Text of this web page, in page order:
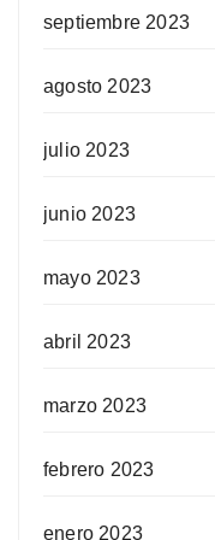
septiembre 2023
agosto 2023
julio 2023
junio 2023
mayo 2023
abril 2023
marzo 2023
febrero 2023
enero 2023